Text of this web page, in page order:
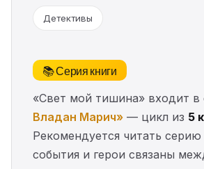
Детективы
📚 Серия книги
«Свет мой тишина» входит в
Владан Марич» — цикл из 5
Рекомендуется читать
события и герои связаны